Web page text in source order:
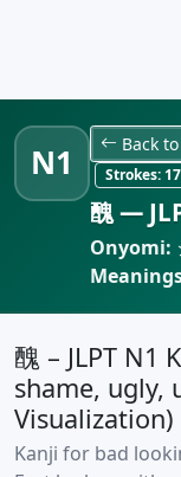
N1 Back
Strokes:17
醜 —
Onyomi:
醜 – JLPT N1
shame, ugly,
Visualization)
Kanji for bad